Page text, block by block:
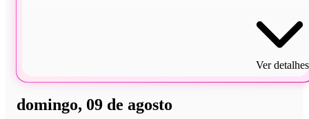
Ver detalhes
domingo, 09 de agosto